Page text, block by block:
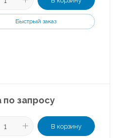
Быстрый заказ
по запросу
В корзину